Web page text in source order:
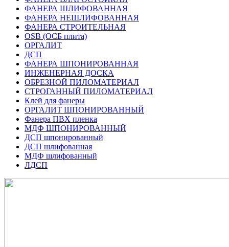
ФАНЕРА ШЛИФОВАННАЯ
ФАНЕРА НЕШЛИФОВАННАЯ
ФАНЕРА СТРОИТЕЛЬНАЯ
OSB (ОСБ плита)
ОРГАЛИТ
ДСП
ФАНЕРА ШПОНИРОВАННАЯ
ИНЖЕНЕРНАЯ ДОСКА
ОБРЕЗНОЙ ПИЛОМАТЕРИАЛ
СТРОГАННЫЙ ПИЛОМАТЕРИАЛ
Клей для фанеры
ОРГАЛИТ ШПОНИРОВАННЫЙ
Фанера ПВХ пленка
МДФ ШПОНИРОВАННЫЙ
ДСП шпонированный
ДСП шлифованная
МДФ шлифованный
ЛДСП